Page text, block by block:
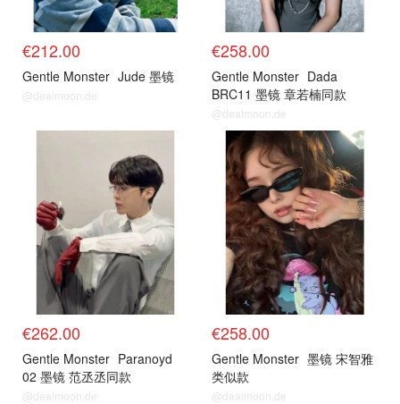
€212.00
Gentle Monster Jude 墨镜
@dealmoon.de
€258.00
Gentle Monster Dada
BRC11 墨镜 章若楠同款
@dealmoon.de
€262.00
Gentle Monster Paranoyd
02 墨镜 范丞丞同款
@dealmoon.de
€258.00
Gentle Monster 墨镜 宋智雅
类似款
@dealmoon.de